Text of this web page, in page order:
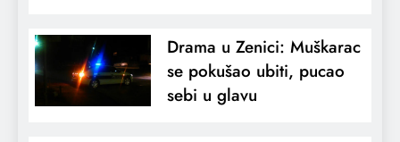
Drama u Zenici: Muškarac
se pokušao ubiti, pucao
sebi u glavu